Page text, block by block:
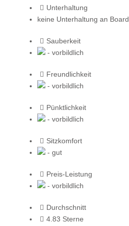
Unterhaltung
keine Unterhaltung an Board
Sauberkeit
- vorbildlich
Freundlichkeit
- vorbildlich
Pünktlichkeit
- vorbildlich
Sitzkomfort
- gut
Preis-Leistung
- vorbildlich
Durchschnitt
4.83 Sterne